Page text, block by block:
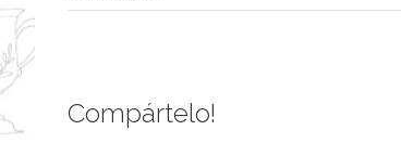
Compártelo!